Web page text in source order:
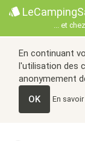
... et
En continuant
l'utilisation des
anonymement
OK
En